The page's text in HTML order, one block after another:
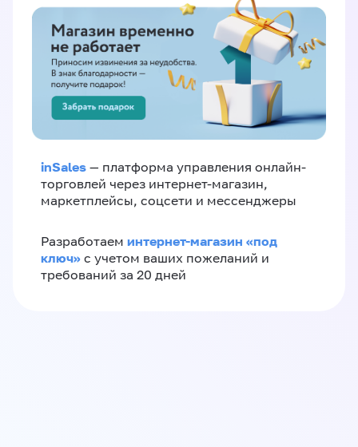
inSales — платформа управления онлайн-
торговлей через интернет-магазин,
маркетплейсы, соцсети и мессенджеры
Разработаем интернет-магазин «‎под
ключ»‎ с учетом ваших пожеланий и
требований за 20 дней